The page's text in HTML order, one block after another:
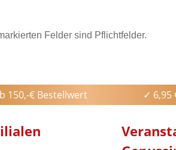
Felder sind Pflichtfelder.
150,-€ Bestellwert ✓ 6,95